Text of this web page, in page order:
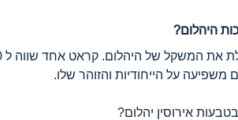
היהלום?
משפיעה על הייחודיות והזוהר שלו.
אירוסין יהלום?